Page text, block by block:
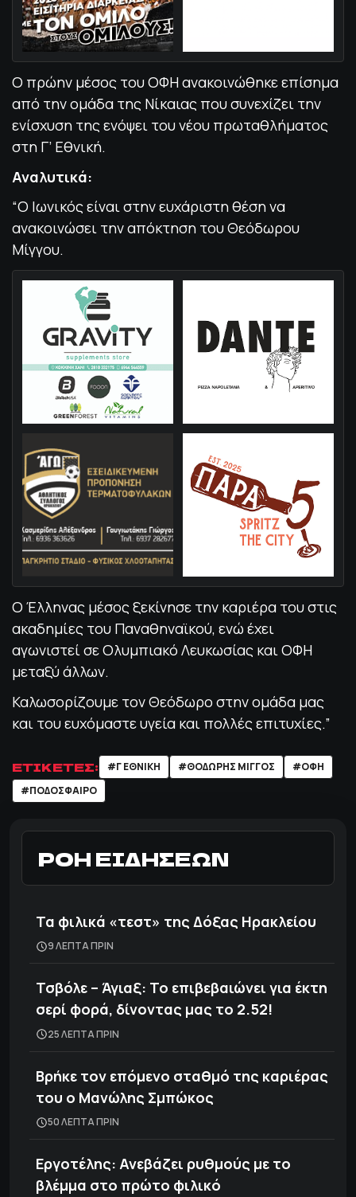
Ο πρώην μέσος του ΟΦΗ ανακοινώθηκε επίσημα
από την ομάδα της Νίκαιας που συνεχίζει την
ενίσχυση της ενόψει του νέου πρωταθλήματος
στη Γ’ Εθνική.
Αναλυτικά:
“Ο Ιωνικός είναι στην ευχάριστη θέση να
ανακοινώσει την απόκτηση του Θεόδωρου
Μίγγου.
Ο Έλληνας μέσος ξεκίνησε την καριέρα του στις
ακαδημίες του Παναθηναϊκού, ενώ έχει
αγωνιστεί σε Ολυμπιακό Λευκωσίας και ΟΦΗ
μεταξύ άλλων.
Καλωσορίζουμε τον Θεόδωρο στην ομάδα μας
και του ευχόμαστε υγεία και πολλές επιτυχίες.”
ΕΤΙΚΕΤΕΣ: #Γ ΕΘΝΙΚΗ #ΘΟΔΩΡΗΣ ΜΙΓΓΟΣ
#ΟΦΗ
#ΠΟΔΌΣΦΑΙΡΟ
ΡΟΗ ΕΙΔΗΣΕΩΝ
Τα φιλικά «τεστ» της Δόξας Ηρακλείου
9 ΛΕΠΤΑ ΠΡΙΝ
Τσβόλε – Άγιαξ: Το επιβεβαιώνει για έκτη
σερί φορά, δίνοντας μας το 2.52!
25 ΛΕΠΤΑ ΠΡΙΝ
Βρήκε τον επόμενο σταθμό της καριέρας
του ο Μανώλης Σμπώκος
50 ΛΕΠΤΑ ΠΡΙΝ
Εργοτέλης: Ανεβάζει ρυθμούς με το
βλέμμα στο πρώτο φιλικό